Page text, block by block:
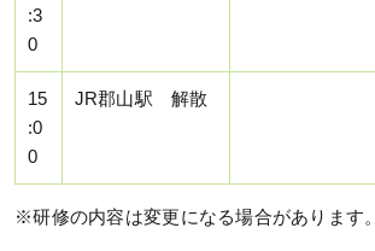
:3
0
15
:0
0
JR郡山駅 解散
※研修の内容は変更になる場合があります。